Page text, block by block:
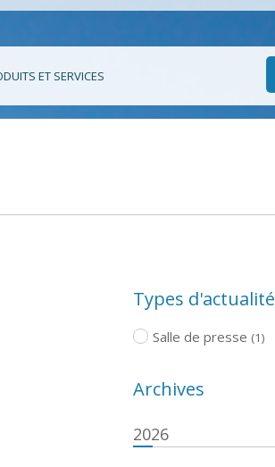
ET SERVICES
Types d'actualité
Salle de presse (1)
Archives
2026